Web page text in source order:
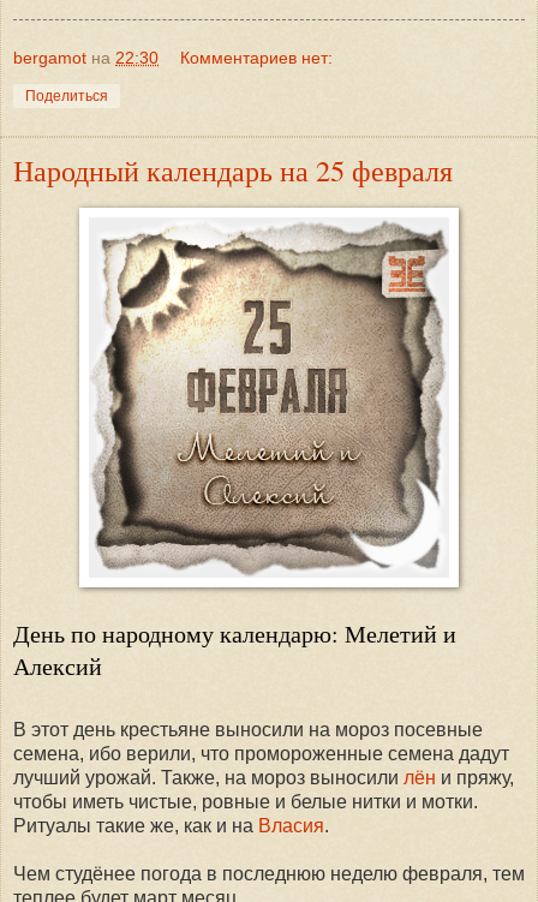
bergamot на 22:30 Комментариев нет:
Поделиться
Народный календарь на 25 февраля
День по народному календарю: Мелетий и
Алексий
В этот день крестьяне выносили на мороз посевные
семена, ибо верили, что промороженные семена дадут
лучший урожай. Также, на мороз выносили лён и пряжу,
чтобы иметь чистые, ровные и белые нитки и мотки.
Ритуалы такие же, как и на Власия.
Чем студёнее погода в последнюю неделю февраля, тем